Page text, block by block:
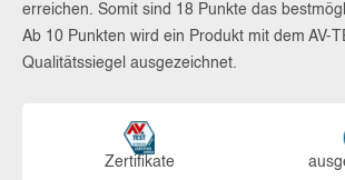
erreichen. Somit sind 18 Punkte das
Ab 10 Punkten wird ein Produkt mit dem AV-
Qualitätssiegel ausgezeichnet.
Zerti­fikate